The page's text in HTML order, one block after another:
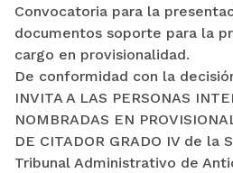
Convocatoria para la
documentos soporte para la
cargo en provisionalidad.
De conformidad con la
INVITA A LAS PERSONAS
NOMBRADAS EN
DE CITADOR GRADO IV de la
Tribunal Administrativo de